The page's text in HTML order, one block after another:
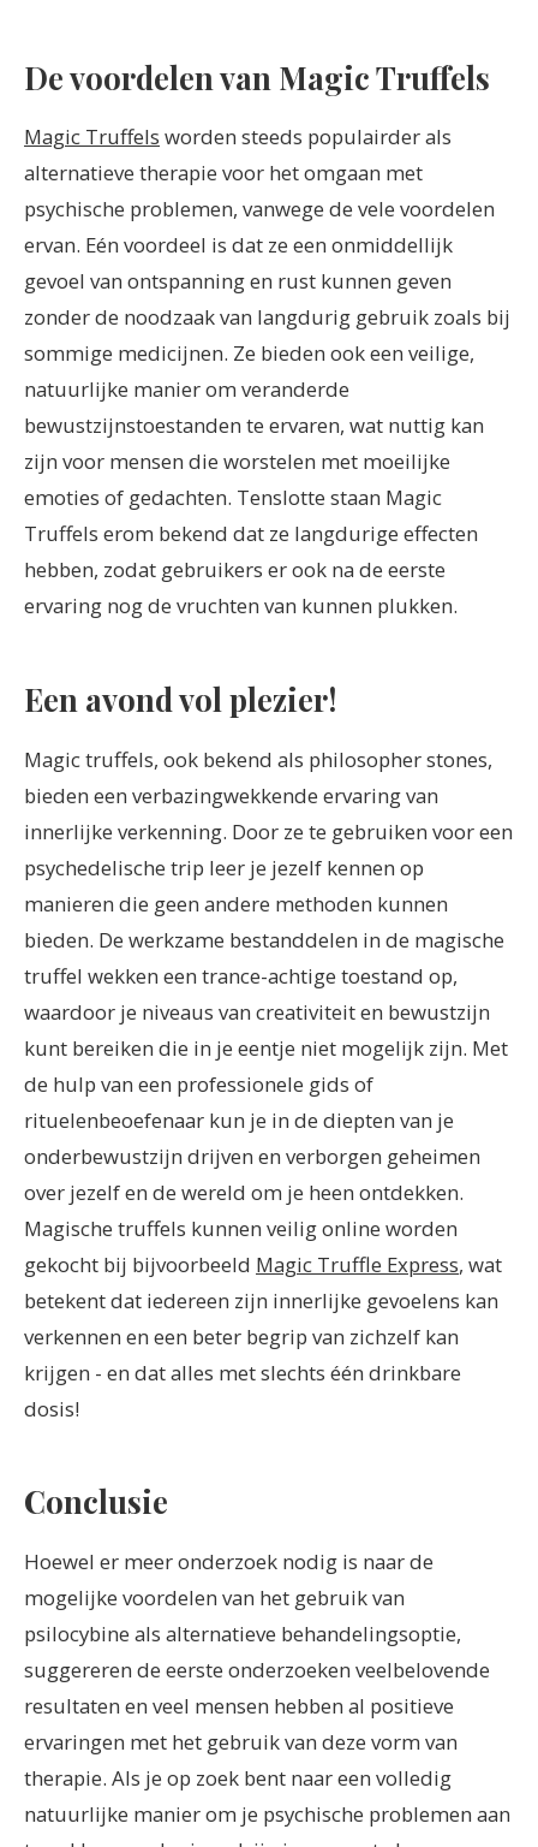
De voordelen van Magic Truffels
Magic Truffels worden steeds populairder als
alternatieve therapie voor het omgaan met
psychische problemen, vanwege de vele voordelen
ervan. Eén voordeel is dat ze een onmiddellijk
gevoel van ontspanning en rust kunnen geven
zonder de noodzaak van langdurig gebruik zoals bij
sommige medicijnen. Ze bieden ook een veilige,
natuurlijke manier om veranderde
bewustzijnstoestanden te ervaren, wat nuttig kan
zijn voor mensen die worstelen met moeilijke
emoties of gedachten. Tenslotte staan Magic
Truffels erom bekend dat ze langdurige effecten
hebben, zodat gebruikers er ook na de eerste
ervaring nog de vruchten van kunnen plukken.
Een avond vol plezier!
Magic truffels, ook bekend als philosopher stones,
bieden een verbazingwekkende ervaring van
innerlijke verkenning. Door ze te gebruiken voor een
psychedelische trip leer je jezelf kennen op
manieren die geen andere methoden kunnen
bieden. De werkzame bestanddelen in de magische
truffel wekken een trance-achtige toestand op,
waardoor je niveaus van creativiteit en bewustzijn
kunt bereiken die in je eentje niet mogelijk zijn. Met
de hulp van een professionele gids of
rituelenbeoefenaar kun je in de diepten van je
onderbewustzijn drijven en verborgen geheimen
over jezelf en de wereld om je heen ontdekken.
Magische truffels kunnen veilig online worden
gekocht bij bijvoorbeeld Magic Truffle Express, wat
betekent dat iedereen zijn innerlijke gevoelens kan
verkennen en een beter begrip van zichzelf kan
krijgen - en dat alles met slechts één drinkbare
dosis!
Conclusie
Hoewel er meer onderzoek nodig is naar de
mogelijke voordelen van het gebruik van
psilocybine als alternatieve behandelingsoptie,
suggereren de eerste onderzoeken veelbelovende
resultaten en veel mensen hebben al positieve
ervaringen met het gebruik van deze vorm van
therapie. Als je op zoek bent naar een volledig
natuurlijke manier om je psychische problemen aan